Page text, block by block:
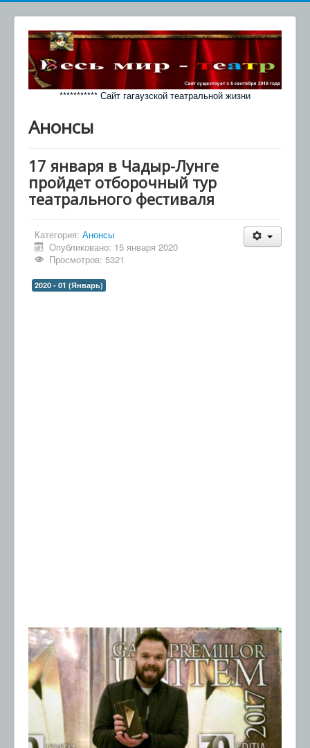
*********** Сайт гагаузской театральной жизни
Анонсы
17 января в Чадыр-Лунге
пройдет отборочный тур
театрального фестиваля
Категория: Анонсы
Опубликовано: 15 января 2020
Просмотров: 5321
2020 - 01 (Январь)